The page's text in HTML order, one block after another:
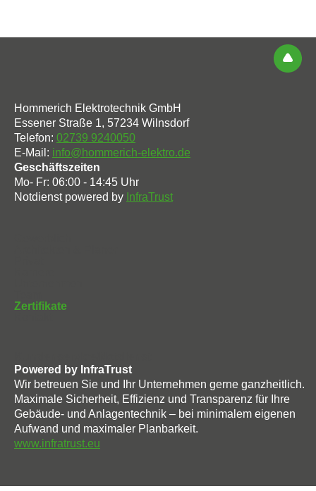
Zertifikate
Hommerich Elektrotechnik GmbH
Essener Straße 1, 57234 Wilnsdorf
Telefon: 02739 9240050
E-Mail: info@hommerich-elektro.de
Geschäftszeiten
Mo- Fr: 06:00 - 14:45 Uhr
Notdienst powered by InfraTrust
Powered by InfraTrust
Wir betreuen Sie und Ihr Unternehmen gerne ganzheitlich.
Maximale Sicherheit, Effizienz und Transparenz für Ihre
Gebäude- und Anlagentechnik – bei minimalem eigenen
Aufwand und maximaler Planbarkeit.
www.infratrust.eu